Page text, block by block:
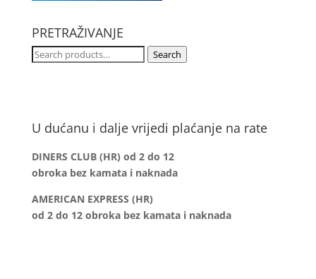
PRETRAŽIVANJE
Search
Search
U dućanu i dalje vrijedi plaćanje na rate
DINERS CLUB (HR) od 2 do 12
obroka bez kamata i naknada
AMERICAN EXPRESS (HR)
od 2 do 12 obroka bez kamata i naknada